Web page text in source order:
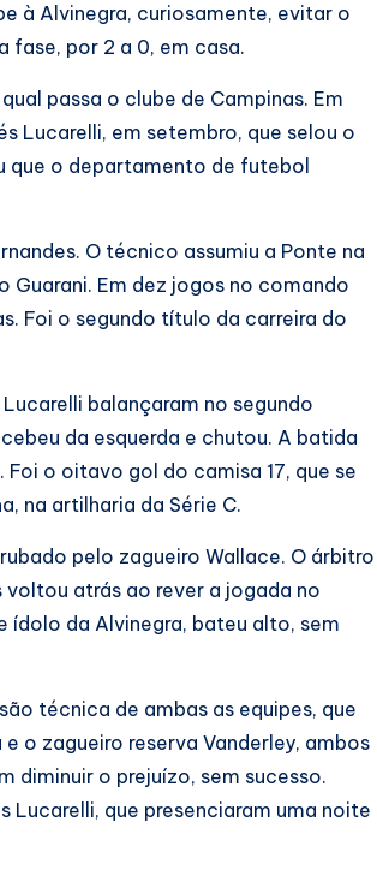
à Alvinegra, curiosamente, evitar o
fase, por 2 a 0, em casa.
passa o clube de Campinas. Em
Lucarelli, em setembro, que selou o
que o departamento de futebol
O técnico assumiu a Ponte na
Guarani. Em dez jogos no comando
Foi o segundo título da carreira do
balançaram no segundo
da esquerda e chutou. A batida
o oitavo gol do camisa 17, que se
na artilharia da Série C.
pelo zagueiro Wallace. O árbitro
voltou atrás ao rever a jogada no
ídolo da Alvinegra, bateu alto, sem
técnica de ambas as equipes, que
o zagueiro reserva Vanderley, ambos
diminuir o prejuízo, sem sucesso.
Lucarelli, que presenciaram uma noite